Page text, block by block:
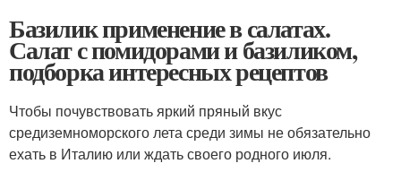
Базилик применение в салатах.
Салат с помидорами и базиликом,
подборка интересных рецептов
Чтобы почувствовать яркий пряный вкус
средиземноморского лета среди зимы не обязательно
ехать в Италию или ждать своего родного июля.